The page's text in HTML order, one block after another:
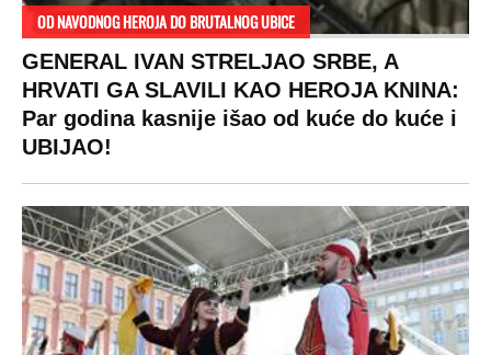
OD NAVODNOG HEROJA DO BRUTALNOG UBICE
GENERAL IVAN STRELJAO SRBE, A
HRVATI GA SLAVILI KAO HEROJA KNINA:
Par godina kasnije išao od kuće do kuće i
UBIJAO!